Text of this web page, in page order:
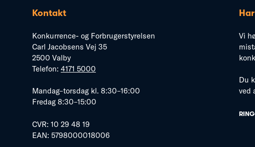
Kontakt
Konkurrence- og Forbrugerstyrelsen
Carl Jacobsens Vej 35
2500 Valby
Telefon: 4171 5000
Mandag–torsdag kl. 8:30–16:00
Fredag 8:30–15:00
CVR: 10 29 48 19
EAN: 5798000018006
Vi
Du
ved